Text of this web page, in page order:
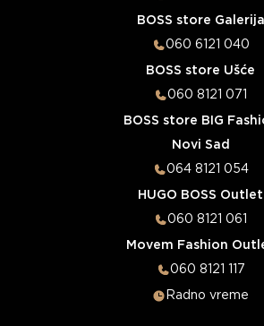
BOSS store Galerija
060 6121 040
BOSS store Ušće
060 8121 071
BOSS store BIG
Novi Sad
064 8121 054
HUGO BOSS Outlet
060 8121 061
Movem Fashion
060 8121 117
Radno vreme